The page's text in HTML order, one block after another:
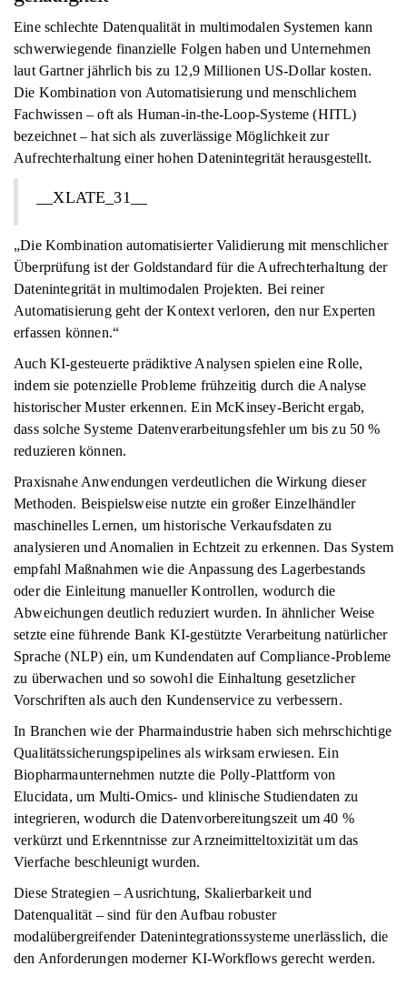
Eine schlechte Datenqualität in multimodalen Systemen kann
schwerwiegende finanzielle Folgen haben und Unternehmen
laut Gartner jährlich bis zu 12,9 Millionen US-Dollar kosten.
Die Kombination von Automatisierung und menschlichem
Fachwissen – oft als Human-in-the-Loop-Systeme (HITL)
bezeichnet – hat sich als zuverlässige Möglichkeit zur
Aufrechterhaltung einer hohen Datenintegrität herausgestellt.
__XLATE_31__
„Die Kombination automatisierter Validierung mit menschlicher
Überprüfung ist der Goldstandard für die Aufrechterhaltung der
Datenintegrität in multimodalen Projekten. Bei reiner
Automatisierung geht der Kontext verloren, den nur Experten
erfassen können.“
Auch KI-gesteuerte prädiktive Analysen spielen eine Rolle,
indem sie potenzielle Probleme frühzeitig durch die Analyse
historischer Muster erkennen. Ein McKinsey-Bericht ergab,
dass solche Systeme Datenverarbeitungsfehler um bis zu 50 %
reduzieren können.
Praxisnahe Anwendungen verdeutlichen die Wirkung dieser
Methoden. Beispielsweise nutzte ein großer Einzelhändler
maschinelles Lernen, um historische Verkaufsdaten zu
analysieren und Anomalien in Echtzeit zu erkennen. Das System
empfahl Maßnahmen wie die Anpassung des Lagerbestands
oder die Einleitung manueller Kontrollen, wodurch die
Abweichungen deutlich reduziert wurden. In ähnlicher Weise
setzte eine führende Bank KI-gestützte Verarbeitung natürlicher
Sprache (NLP) ein, um Kundendaten auf Compliance-Probleme
zu überwachen und so sowohl die Einhaltung gesetzlicher
Vorschriften als auch den Kundenservice zu verbessern.
In Branchen wie der Pharmaindustrie haben sich mehrschichtige
Qualitätssicherungspipelines als wirksam erwiesen. Ein
Biopharmaunternehmen nutzte die Polly-Plattform von
Elucidata, um Multi-Omics- und klinische Studiendaten zu
integrieren, wodurch die Datenvorbereitungszeit um 40 %
verkürzt und Erkenntnisse zur Arzneimitteltoxizität um das
Vierfache beschleunigt wurden.
Diese Strategien – Ausrichtung, Skalierbarkeit und
Datenqualität – sind für den Aufbau robuster
modalübergreifender Datenintegrationssysteme unerlässlich, die
den Anforderungen moderner KI-Workflows gerecht werden.